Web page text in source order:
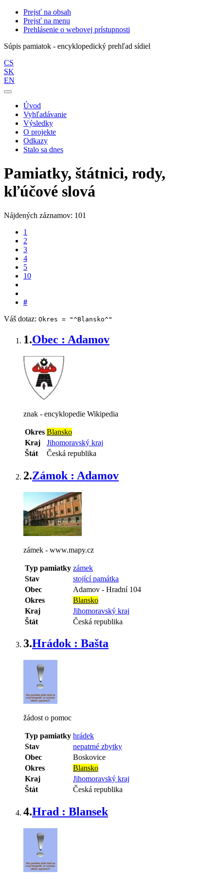
Prejsť na obsah
Prejsť na menu
Prehlásenie o webovej prístupnosti
Súpis pamiatok - encyklopedický prehľad sídiel
CS
SK
EN
Úvod
Vyhľadávanie
Výsledky
O projekte
Odkazy
Stalo sa dnes
Pamiatky, štátnici, rody,
kľúčové slová
Nájdených záznamov: 101
1
2
3
4
5
10
#
Váš dotaz: Okres = "^Blansko^"
1.Obec : Adamov
znak - encyklopedie Wikipedia
Okres Blansko
Kraj
Jihomoravský kraj
Štát
Česká republika
2.Zámok : Adamov
zámek - www.mapy.cz
Typ pamiatky zámek
Stav
stojící památka
Obec
Adamov - Hradní 104
Okres
Blansko
Kraj
Jihomoravský kraj
Štát
Česká republika
3.Hrádok : Bašta
žádost o pomoc
Typ pamiatky hrádek
Stav
nepatrné zbytky
Obec
Boskovice
Okres
Blansko
Kraj
Jihomoravský kraj
Štát
Česká republika
4.Hrad : Blansek